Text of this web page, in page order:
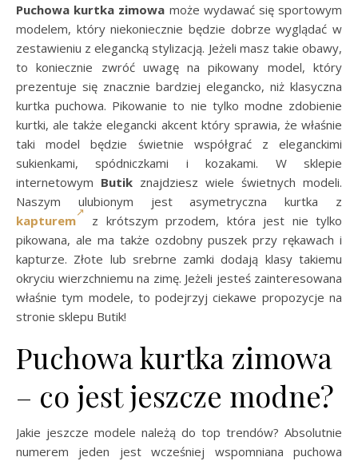
Puchowa kurtka zimowa może wydawać się sportowym
modelem, który niekoniecznie będzie dobrze wyglądać w
zestawieniu z elegancką stylizacją. Jeżeli masz takie obawy,
to koniecznie zwróć uwagę na pikowany model, który
prezentuje się znacznie bardziej elegancko, niż klasyczna
kurtka puchowa. Pikowanie to nie tylko modne zdobienie
kurtki, ale także elegancki akcent który sprawia, że właśnie
taki model będzie świetnie współgrać z eleganckimi
sukienkami, spódniczkami i kozakami. W sklepie
internetowym Butik znajdziesz wiele świetnych modeli.
Naszym ulubionym jest asymetryczna kurtka z
kapturem
z krótszym przodem, która jest nie tylko
pikowana, ale ma także ozdobny puszek przy rękawach i
kapturze. Złote lub srebrne zamki dodają klasy takiemu
okryciu wierzchniemu na zimę. Jeżeli jesteś zainteresowana
właśnie tym modele, to podejrzyj ciekawe propozycje na
stronie sklepu Butik!
Puchowa kurtka zimowa
– co jest jeszcze modne?
Jakie jeszcze modele należą do top trendów? Absolutnie
numerem jeden jest wcześniej wspomniana puchowa